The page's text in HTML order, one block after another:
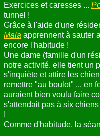
Exercices et caresses ...
tunnel !
Grâce à l'aide d'une
Mala apprennent à sauter
encore l'habitude !
Une dame (famille d'un
notre activité, elle tient un
s'inquiète et attire les
remettre "au boulot" ... en
auraient bien voulu faire
s'attendait pas à six
!
Comme d'habitude, la